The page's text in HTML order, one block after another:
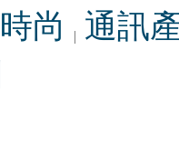
尚
通訊